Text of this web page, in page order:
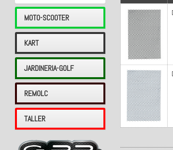
MOTO-SCOOTER
KART
JARDINERIA-GOLF
REMOLC
TALLER